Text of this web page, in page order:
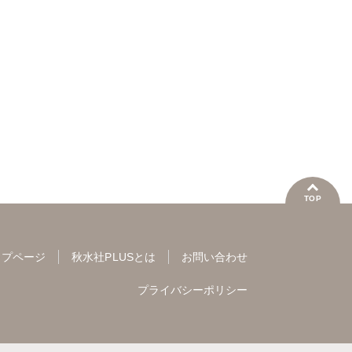
TOP
プページ 秋水社PLUSとは お問い合わせ
プライバシーポリシー